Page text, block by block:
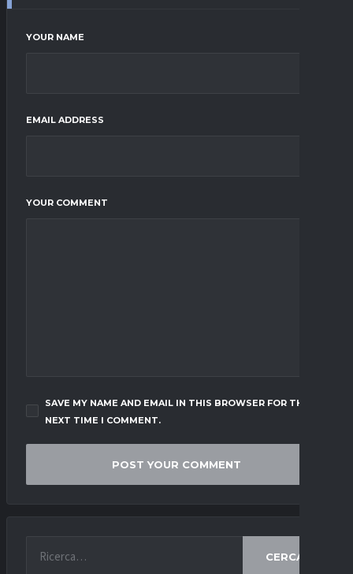
YOUR NAME
EMAIL ADDRESS
YOUR COMMENT
SAVE MY NAME AND EMAIL IN THIS BROWSER FOR THE
NEXT TIME I COMMENT.
CERCA